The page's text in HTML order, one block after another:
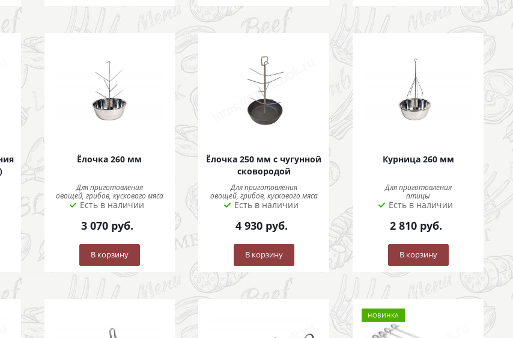
Ёлочка 260 мм
Для приготовления
овощей, грибов, кускового мяса
Есть в наличии
3 070 руб.
В корзину
Ёлочка 250 мм с чугунной
сковородой
Для приготовления
овощей, грибов, кускового мяса
Есть в наличии
4 930 руб.
В корзину
Курница 260 мм
Для приготовления
птицы
Есть в наличии
2 810 руб.
В корзину
НОВИНКА